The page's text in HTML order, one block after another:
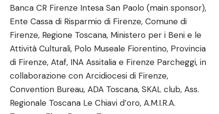
Banca CR Firenze Intesa San Paolo (main sponsor),
Ente Cassa di Risparmio di Firenze, Comune di
Firenze, Regione Toscana, Ministero per i Beni e le
Attività Culturali, Polo Museale Fiorentino, Provincia
di Firenze, Ataf, INA Assitalia e Firenze Parcheggi, in
collaborazione con Arcidiocesi di Firenze,
Convention Bureau, ADA Toscana, SKAL club, Ass.
Regionale Toscana Le Chiavi d’oro, A.M.I.R.A.